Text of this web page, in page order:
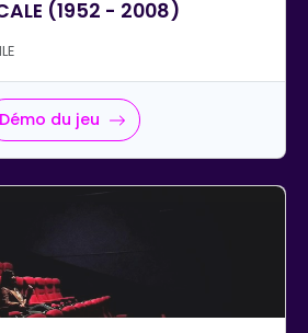
(1952 - 2008)
Démo du jeu